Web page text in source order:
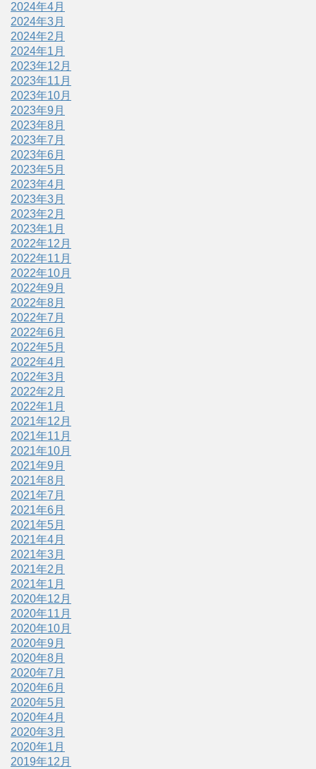
2024年4月
2024年3月
2024年2月
2024年1月
2023年12月
2023年11月
2023年10月
2023年9月
2023年8月
2023年7月
2023年6月
2023年5月
2023年4月
2023年3月
2023年2月
2023年1月
2022年12月
2022年11月
2022年10月
2022年9月
2022年8月
2022年7月
2022年6月
2022年5月
2022年4月
2022年3月
2022年2月
2022年1月
2021年12月
2021年11月
2021年10月
2021年9月
2021年8月
2021年7月
2021年6月
2021年5月
2021年4月
2021年3月
2021年2月
2021年1月
2020年12月
2020年11月
2020年10月
2020年9月
2020年8月
2020年7月
2020年6月
2020年5月
2020年4月
2020年3月
2020年1月
2019年12月